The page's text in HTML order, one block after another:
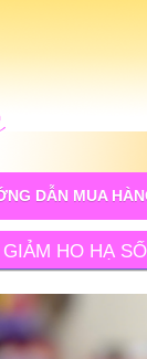
DẪN MUA
HO HẠ